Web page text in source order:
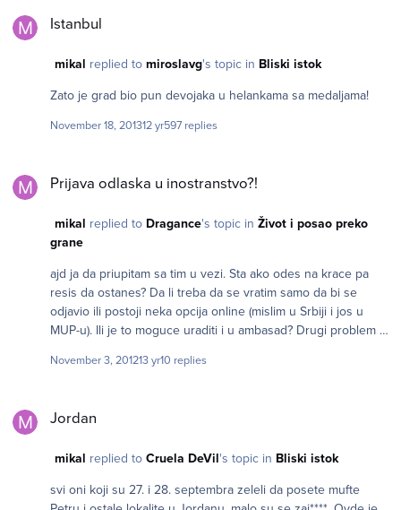
Istanbul
mikal replied to miroslavg's topic in Bliski istok
Zato je grad bio pun devojaka u helankama sa medaljama!
November 18, 201312 yr597 replies
Prijava odlaska u inostranstvo?!
mikal replied to Dragance's topic in Život i posao preko
grane
ajd ja da priupitam sa tim u vezi. Sta ako odes na krace pa
resis da ostanes? Da li treba da se vratim samo da bi se
odjavio ili postoji neka opcija online (mislim u Srbiji i jos u
MUP-u). Ili je to moguce uraditi i u ambasad? Drugi problem je
u Siriji.
November 3, 201213 yr10 replies
Jordan
mikal replied to Cruela DeVil's topic in Bliski istok
svi oni koji su 27. i 28. septembra zeleli da posete mufte